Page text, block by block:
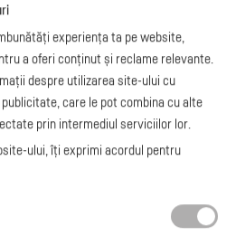
B2C
e-Factura
Stripe
PrestaShop
experiența ta pe website,
a oferi conținut și reclame relevante.
despre utilizarea site-ului cu
care le pot combina cu alte
prin intermediul serviciilor lor.
ului, îți exprimi acordul pentru